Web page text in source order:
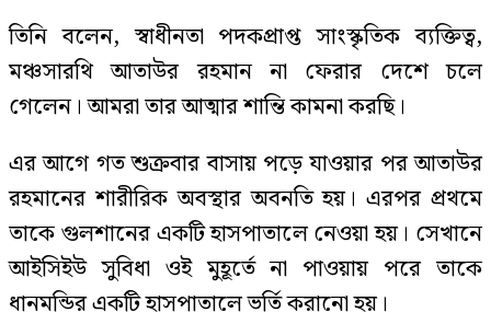
তিনি বলেন, স্বাধীনতা পদকপ্রাপ্ত সাংস্কৃতিক ব্যক্তিত্ব,
মঞ্চসারথি আতাউর রহমান না ফেরার দেশে চলে
গেলেন। আমরা তার আত্মার শান্তি কামনা করছি।
এর আগে গত শুক্রবার বাসায় পড়ে যাওয়ার পর আতাউর
রহমানের শারীরিক অবস্থার অবনতি হয়। এরপর প্রথমে
তাকে গুলশানের একটি হাসপাতালে নেওয়া হয়। সেখানে
আইসিইউ সুবিধা ওই মুহূর্তে না পাওয়ায় পরে তাকে
ধানমন্ডির একটি হাসপাতালে ভর্তি করানো হয়।